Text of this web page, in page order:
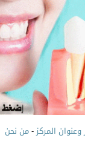
المركز-من نحن